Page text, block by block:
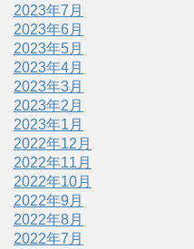
2023年7月
2023年6月
2023年5月
2023年4月
2023年3月
2023年2月
2023年1月
2022年12月
2022年11月
2022年10月
2022年9月
2022年8月
2022年7月